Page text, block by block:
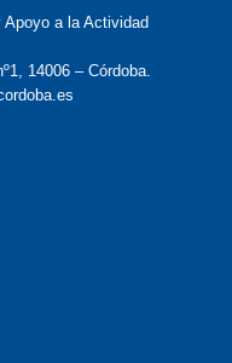
a la Actividad
14006 – Córdoba.